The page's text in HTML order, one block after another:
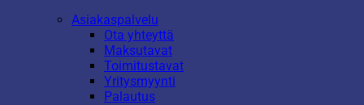
Asiakaspalvelu
Ota yhteyttä
Maksutavat
Toimitustavat
Yritysmyynti
Palautus